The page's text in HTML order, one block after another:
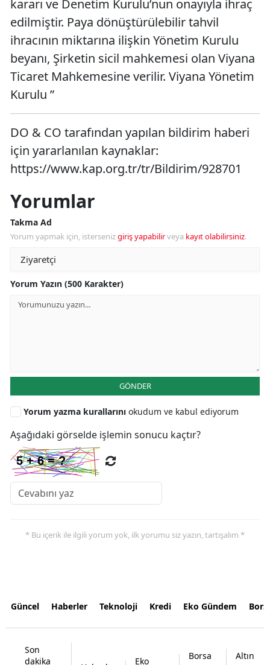
kararı ve Denetim Kurulu’nun onayıyla ihraç
edilmiştir. Paya dönüştürülebilir tahvil
ihracının miktarına ilişkin Yönetim Kurulu
beyanı, Şirketin sicil mahkemesi olan Viyana
Ticaret Mahkemesine verilir. Viyana Yönetim
Kurulu ”
DO & CO tarafından yapılan bildirim haberi
için yararlanılan kaynaklar:
https://www.kap.org.tr/tr/Bildirim/928701
Yorumlar
Takma Ad
Yorum yapmak için, istersenizgiriş yapabilirveya kayıt olabilirsiniz.
Yorum Yazın (500 Karakter)
GÖNDER
Yorum yazma kurallarını okudum ve kabul ediyorum
Aşağıdaki görselde işlemin sonucu kaçtır?
* Bu içerik ile ilgili yorum yok, ilk yorumu siz yazın, tartışalım *
Güncel Haberler Teknoloji Kredi Eko Gündem
Son
dakika
Eko
Borsa
Altın